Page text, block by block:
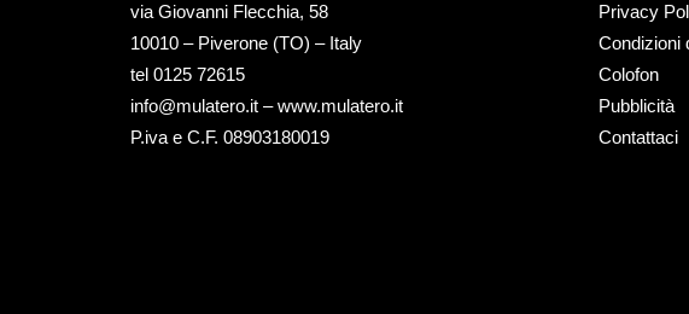
via Giovanni Flecchia, 58
10010 – Piverone (TO) – Italy
tel ‭0125 72615‬
info@mulatero.it –www.mulatero.it
P.iva e C.F. 08903180019
Privacy
Condizioni
Colofon
Pubblicità
Contattaci